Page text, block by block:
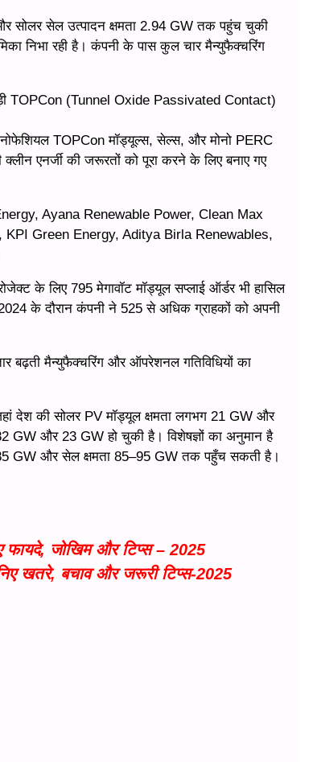
सोलर सेल उत्पादन क्षमता 2.94 GW तक पहुंच चुकी
निभा रही है। कंपनी के पास कुल चार मैन्युफैक्चरिंग
TOPCon (Tunnel Oxide Passivated Contact)
TOPCon मॉड्यूल्स, सेल्स, और मोनो PERC
एनर्जी की जरूरतों को पूरा करने के लिए बनाए गए
Ayana Renewable Power, Clean Max
Green Energy, Aditya Birla Renewables,
के लिए 795 मेगावॉट मॉड्यूल सप्लाई ऑर्डर भी हासिल
के दौरान कंपनी ने 525 से अधिक ग्राहकों को अपनी
बढ़ती मैन्युफैक्चरिंग और ऑपरेशनल गतिविधियों का
देश की सोलर PV मॉड्यूल क्षमता लगभग 21 GW और
GW और 23 GW हो चुकी है। विशेषज्ञों का अनुमान है
GW और सेल क्षमता 85–95 GW तक पहुँच सकती है।
फायदे, जोखिम और टिप्स – 2025
खतरे, बचाव और जरूरी टिप्स-2025